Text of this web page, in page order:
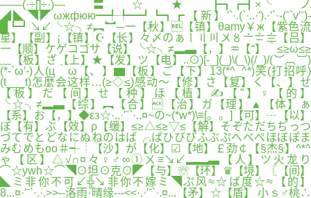
——(·÷[]÷·)—〓☆★┣┓┏┫×╰ノ
◢◣◥◤ωжфюю━╃╄━┛┗┓┏【新】′`·.(`·..·′).·′`·-(ˉ`v′ˉ)-
█┗┛↘↙╰☆╮≠︻︼─一【秋】【镇】θamy￥ж【紫色流
星】【副】¡【镇】☪【长】々〆のぁ〡〢〣〤〥〦〧〨【吕】
一【顺】ケゲコゴサ【说】╰☆╮≠▂▃【，】♒【“】＾≤≥ω≤≥
﹏【板】ざ【上】★【发】ツ【电】..⊙)[-_](_)\(_\)(/_)/(︶︹︺)
(*-`ω′-)人(ц｀ω【、】▆【板】ご【下】13(*^_^*)笑(打招呼)
(t___t)怎麼会这样…(≥◇≤)感动～【修】さ【复】く【、】せ
【板】だ【间】せ【种】ほ【植】✍【”】♀【的】
╰☆╮≠▂▃【综】︻【合】【治】ガ【理】▲【体】ぁ
【系】お【，】◆εз☆·..·′ˉ`·..¤~の~(*w*)\≡[。。]【可】┄【以】
ぼ【有】ぶ【效】ρ【缓】≤≥△≤≥▽≤【解】そぞただちぢっつ
づてでとどなにぬねのはば╭.ぱひびぴふぶぷへべぺほぼぽま
みむめもoo＃┽┊【沙】が【化】☑【地】￡劲￠【§杰§】^*^
ゃ【区】△√∩¤々♀♂∞①ㄨ≡↘↙▂▂▃【人】ツ火龙り
⌒☆ywh☆⌒◥⊙坦⊙克⊙◤【与】☏【环】♛【境】〖【间】
◣ミ非你不可↙╬↘非你不嫁ミ◥ぷ风≈☆ば度☆≈【的】
8...¤·′ˉ`·.·.>>--洛雨·晴缘---<<·.·′ˉ`·.¤...【矛】☆【盾】 小ｓ♂桃∴